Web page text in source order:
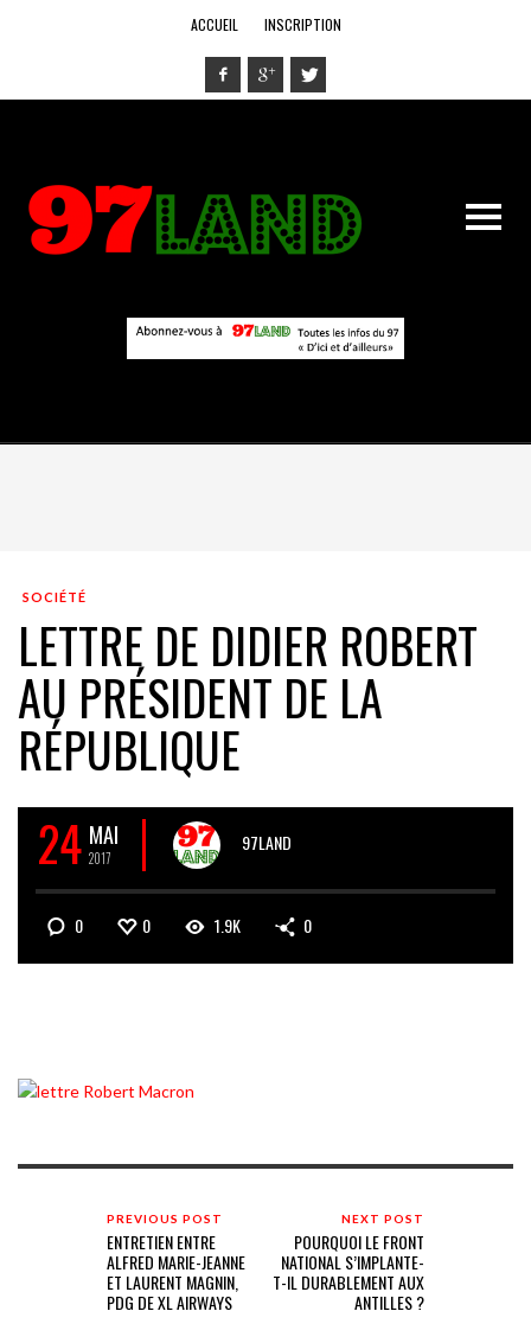
ACCUEIL INSCRIPTION
SOCIÉTÉ
LETTRE DE DIDIER ROBERT
AU PRÉSIDENT DE LA
RÉPUBLIQUE
24 MAI
2017
97LAND
0 0 1.9K 0
PREVIOUS POST
ENTRETIEN ENTRE
ALFRED MARIE-JEANNE
ET LAURENT MAGNIN,
PDG DE XL AIRWAYS
NEXT POST
POURQUOI LE FRONT
NATIONAL S’IMPLANTE-
T-IL DURABLEMENT AUX
ANTILLES ?